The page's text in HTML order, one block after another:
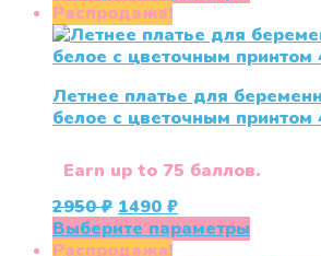
составляла
2650 ₽.
имеет
Опции
можно
на
Распродажа!
Летнее платье для
белое с цветочным принтом
Earn up to 75 баллов.
2950₽ Первоначальная
цена
составляла
1490 ₽Текущая
цена:
Выберите параметры
Распродажа!